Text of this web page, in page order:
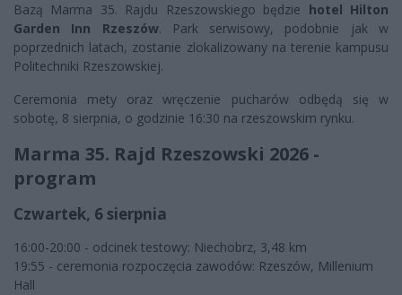
Bazą Marma 35. Rajdu Rzeszowskiego będzie hotel Hilton
Garden Inn Rzeszów. Park serwisowy, podobnie jak w
poprzednich latach, zostanie zlokalizowany na terenie kampusu
Politechniki Rzeszowskiej.
Ceremonia mety oraz wręczenie pucharów odbędą się w
sobotę, 8 sierpnia, o godzinie 16:30 na rzeszowskim rynku.
Marma 35. Rajd Rzeszowski 2026 -
program
Czwartek, 6 sierpnia
16:00-20:00 - odcinek testowy: Niechobrz, 3,48 km
19:55 - ceremonia rozpoczęcia zawodów: Rzeszów, Millenium
Hall